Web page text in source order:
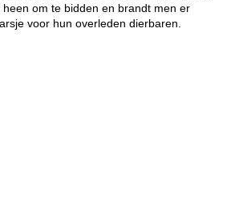
om te bidden en brandt men er
voor hun overleden dierbaren.